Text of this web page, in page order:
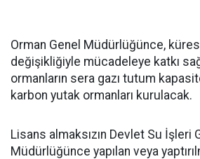
Orman Genel Müdürlüğünce,
değişikliğiyle mücadeleye katkı
ormanların sera gazı tutum
karbon yutak ormanları kurulacak.
Lisans almaksızın Devlet Su İşleri
Müdürlüğünce yapılan veya